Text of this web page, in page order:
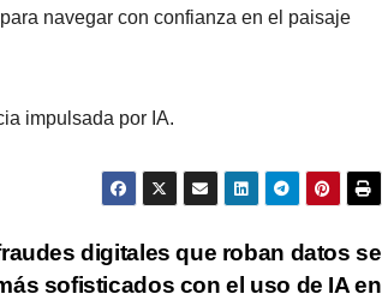
navegar con confianza en el paisaje
impulsada por IA.
digitales que roban datos se
sofisticados con el uso de IA en